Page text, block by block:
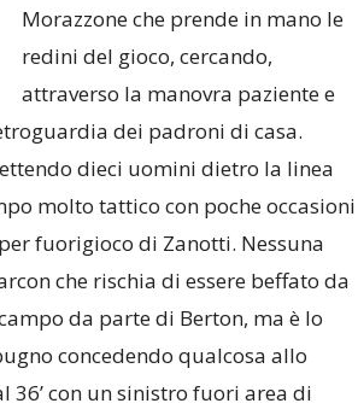
Morazzone che prende in mano le
redini del gioco, cercando,
attraverso la manovra paziente e
dei padroni di casa.
dieci uomini dietro la linea
molto tattico con poche occasioni
fuorigioco di Zanotti. Nessuna
che rischia di essere beffato da
da parte di Berton, ma è lo
concedendo qualcosa allo
36’ con un sinistro fuori area di